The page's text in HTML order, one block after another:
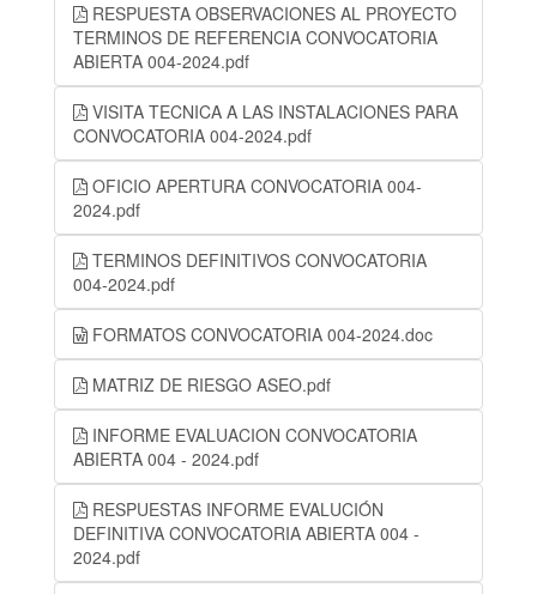
RESPUESTA OBSERVACIONES AL PROYECTO
TERMINOS DE REFERENCIA CONVOCATORIA
ABIERTA 004-2024.pdf
VISITA TECNICA A LAS INSTALACIONES PARA
CONVOCATORIA 004-2024.pdf
OFICIO APERTURA CONVOCATORIA 004-
2024.pdf
TERMINOS DEFINITIVOS CONVOCATORIA
004-2024.pdf
FORMATOS CONVOCATORIA 004-2024.doc
MATRIZ DE RIESGO ASEO.pdf
INFORME EVALUACION CONVOCATORIA
ABIERTA 004 - 2024.pdf
RESPUESTAS INFORME EVALUCIÓN
DEFINITIVA CONVOCATORIA ABIERTA 004 -
2024.pdf